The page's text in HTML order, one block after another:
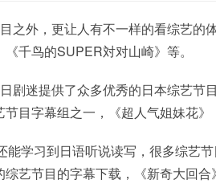
之外，更让人有不一样的看综艺的
千鸟的SUPER対对山崎》等。
剧迷提供了众多优秀的日本综艺节
目字幕组之一，《超人气姐妹花》
能学习到日语听说读写，很多综艺
艺节目的字幕下载，《新奇大回合